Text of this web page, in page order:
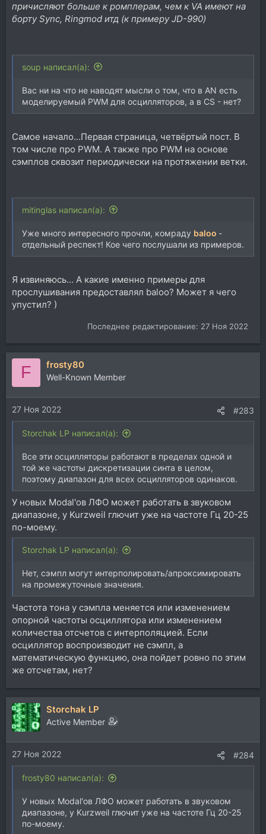
причисляют больше к ромплерам, чем к VA имеют на
борту Sync, Ringmod итд (к примеру JD-990)
soup написал(а):
Вас ни на что не наводят мысли о том, что в AN есть
моделируемый PWM для осцилляторов, а в CS - нет?
Самое начало...Первая страница, четвёртый пост. В
том числе про PWM. А также про PWM на основе
сэмплов сквозит периодически на протяжении ветки.
mitinglas написал(а):
Уже много интересного прочли, комраду baloo -
отдельный респект! Кое чего послушали из примеров.
Я извиняюсь... А какие именно примеры для
прослушивания предоставлял baloo? Может я чего
упустил? )
Последнее редактирование: 27 Ноя 2022
F frosty80
Well-Known Member
27 Ноя 2022 #283
Storchak LP написал(а):
Все эти осцилляторы работают в пределах одной и
той же частоты дискретизации синта в целом,
поэтому диапазон для всех осцилляторов одинаков.
У новых Modal'ов ЛФО может работать в звуковом
диапазоне, у Kurzweil глючит уже на частоте Гц 20-25
по-моему.
Storchak LP написал(а):
Нет, сэмпл могут интерполировать/апроксимировать
на промежуточные значения.
Частота тона у сэмпла меняется или изменением
опорной частоты осциллятора или изменением
количества отсчетов с интерполяцией. Если
осциллятор воспроизводит не сэмпл, а
математическую функцию, она пойдет ровно по этим
же отсчетам, нет?
Storchak LP
Active Member
27 Ноя 2022 #284
frosty80 написал(а):
У новых Modal'ов ЛФО может работать в звуковом
диапазоне, у Kurzweil глючит уже на частоте Гц 20-25
по-моему.